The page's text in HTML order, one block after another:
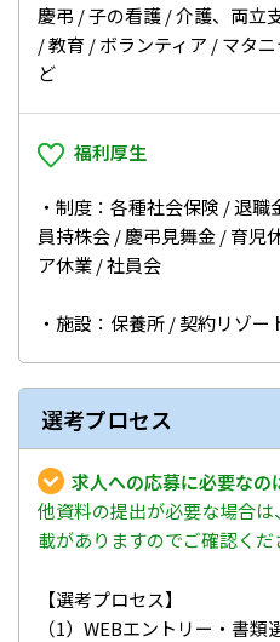
慶弔 / 子の看護 / 介護、両立
/ 教育 / ボランティア / マタ
ど
福利厚生
・制度：各種社会保険 / 退
員持株会 / 慶弔見舞金 / 育児
ア休業 / 社員会
・施設：保養所 / 契約リゾ
選考プロセス
求人への応募に必要なの
他資料の提出が必要な場合
載がありますのでご確認くだ
【選考プロセス】
（1）WEBエントリー・書類